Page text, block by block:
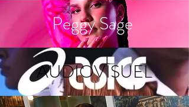
Peggy Sage
AUDIOVISUEL